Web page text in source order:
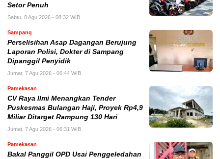
Setor Penuh
Sabtu, 8 Agu 2026 - 08:32 WIB
Sampang
Perselisihan Asap Dagangan Berujung
Laporan Polisi, Dokter di Sampang
Dipanggil Penyidik
Jumat, 7 Agu 2026 - 06:44 WIB
Pamekasan
CV Raya Ilmi Menangkan Tender
Puskesmas Bulangan Haji, Proyek Rp4,9
Miliar Ditarget Rampung 130 Hari
Jumat, 7 Agu 2026 - 06:31 WIB
Pamekasan
Bakal Panggil OPD Usai Penggeledahan